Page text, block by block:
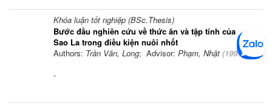
Khóa luận tốt nghiệp (BSc.Thesis)
Bước đầu nghiên cứu về thức ăn và tập tính của
Sao La trong điều kiện nuôi nhốt
Authors: Trần Văn, Long; Advisor: Phạm, Nhật (1997)
-